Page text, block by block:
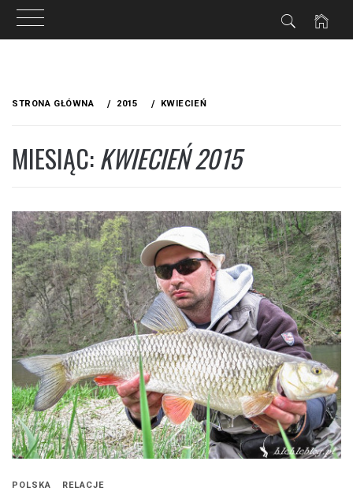
STRONA GŁÓWNA 2015 KWIECIEŃ
MIESIĄC:KWIECIEŃ 2015
POLSKA RELACJE